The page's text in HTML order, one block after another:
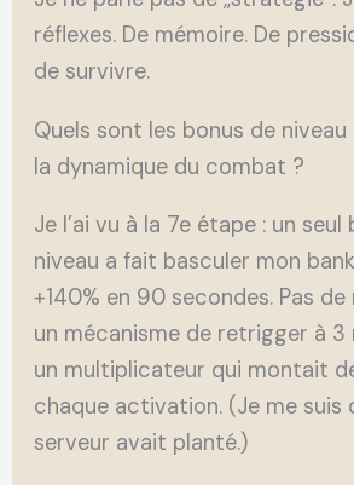
réflexes. De mémoire. De
de survivre.
Quels sont les bonus de
la dynamique du combat ?
Je l’ai vu à la 7e étape : un seul
niveau a fait basculer mon
+140% en 90 secondes. Pas
un mécanisme de retrigger à 3
un multiplicateur qui montait
chaque activation. (Je me suis
serveur avait planté.)